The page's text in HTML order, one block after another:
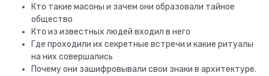
Кто такие масоны и зачем они образовали тайное
общество
Кто из известных людей входил в него
Где проходили их секретные встречи и какие ритуалы
на них совершались
Почему они зашифровывали свои знаки в архитектуре.